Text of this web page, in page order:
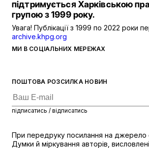
ПОШТОВА РОЗСИЛКА НОВИН
підписатись / відписатись
МИ В СОЦІАЛЬНИХ МЕРЕЖАХ
підтримується Харківською
групою з 1999 року.
Увага! Публікації з 1999 по 2022 роки
archive.khpg.org
При передруку посилання на джерело
Думки й міркування авторів,